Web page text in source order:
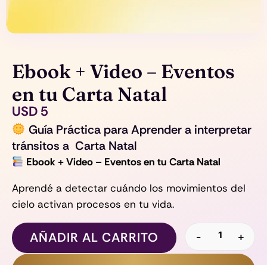
Ebook + Video – Eventos
en tu Carta Natal
USD 5
Guía Práctica para Aprender a interpretar
tránsitos a Carta Natal
Ebook + Video – Eventos en tu Carta Natal
Aprendé a detectar cuándo los movimientos del
cielo activan procesos en tu vida.
Ebook +
- +
AÑADIR AL CARRITO